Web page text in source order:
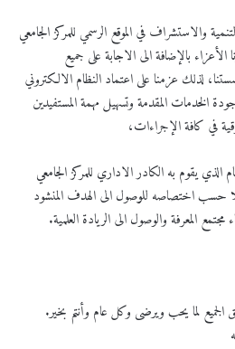
والاستشراف في الموقع الرسمي للمركز الجامعي
الأعزاء بالإضافة الى الاجابة على جميع
لذلك عزمنا على اعتماد النظام الالكتروني
الخدمات المقدمة ​وتسهيل مهمة المستفيدين
في كافة الإجراءات،
الذي يقوم به الكادر الاداري للمركز الجامعي
حسب اختصاصه للوصول الى الهدف المنشود
مجتمع المعرفة والوصول الى الريادة العلمية.
لما يحب ويرضى وكل عام وأنتم بخير.